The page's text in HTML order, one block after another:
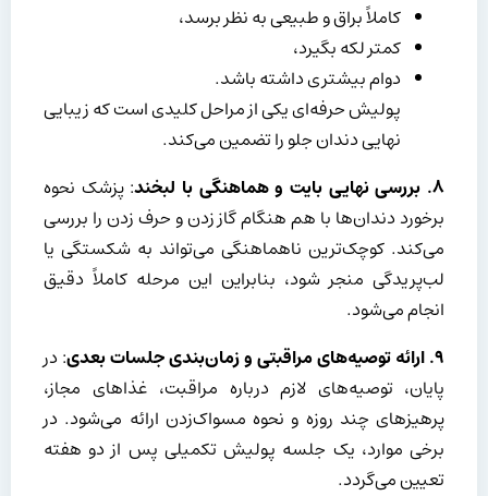
کاملاً براق و طبیعی به نظر برسد،
کمتر لکه بگیرد،
دوام بیشتری داشته باشد.
پولیش حرفه‌ای یکی از مراحل کلیدی است که زیبایی
نهایی دندان جلو را تضمین می‌کند.
۸. بررسی نهایی بایت و هماهنگی با لبخند: پزشک نحوه
برخورد دندان‌ها با هم هنگام گاز زدن و حرف زدن را بررسی
می‌کند. کوچک‌ترین ناهماهنگی می‌تواند به شکستگی یا
لب‌پریدگی منجر شود، بنابراین این مرحله کاملاً دقیق
انجام می‌شود.
۹.ارائه توصیه‌های مراقبتی و زمان‌بندی جلسات بعدی: در
پایان، توصیه‌های لازم درباره مراقبت، غذاهای مجاز،
پرهیزهای چند روزه و نحوه مسواک‌زدن ارائه می‌شود. در
برخی موارد، یک جلسه پولیش تکمیلی پس از دو هفته
تعیین می‌گردد.